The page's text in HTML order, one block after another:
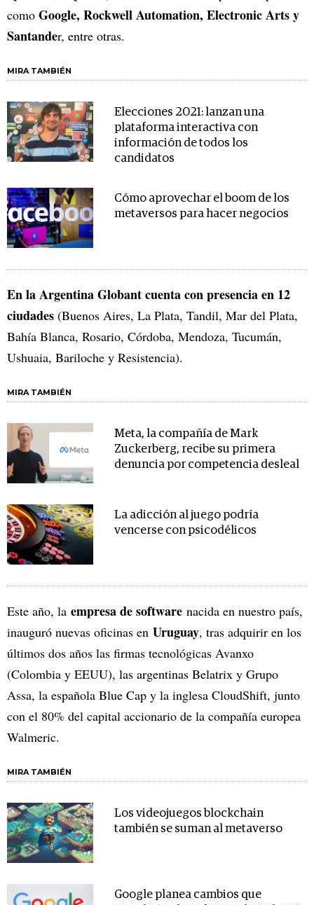
como Google, Rockwell Automation, Electronic Arts y
Santander, entre otras.
MIRA TAMBIÉN
Elecciones 2021: lanzan una
plataforma interactiva con
información de todos los
candidatos
Cómo aprovechar el boom de los
metaversos para hacer negocios
En la Argentina Globant cuenta con presencia en 12
ciudades (Buenos Aires, La Plata, Tandil, Mar del Plata,
Bahía Blanca, Rosario, Córdoba, Mendoza, Tucumán,
Ushuaia, Bariloche y Resistencia).
MIRA TAMBIÉN
Meta, la compañía de Mark
Zuckerberg, recibe su primera
denuncia por competencia desleal
La adicción al juego podría
vencerse con psicodélicos
Este año, la empresa de software nacida en nuestro país,
inauguró nuevas oficinas en Uruguay, tras adquirir en los
últimos dos años las firmas tecnológicas Avanxo
(Colombia y EEUU), las argentinas Belatrix y Grupo
Assa, la española Blue Cap y la inglesa CloudShift, junto
con el 80% del capital accionario de la compañía europea
Walmeric.
MIRA TAMBIÉN
Los videojuegos blockchain
también se suman al metaverso
Google planea cambios que